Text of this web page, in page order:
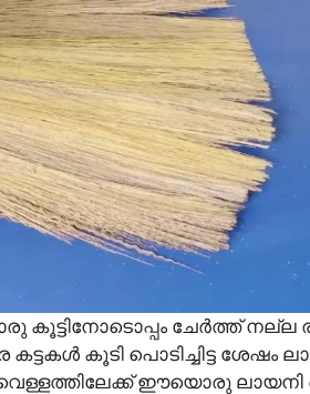
ചേർത്ത് നല്ല
കൂടി പൊടിച്ചിട്ട ശേഷം
ഈയൊരു ലായനി